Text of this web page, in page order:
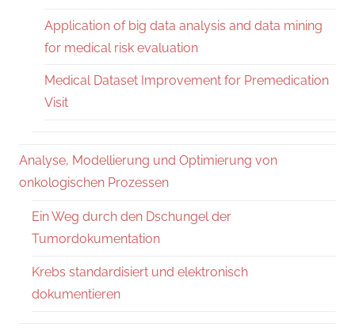
Application of big data analysis and data mining
for medical risk evaluation
Medical Dataset Improvement for Premedication
Visit
Analyse, Modellierung und Optimierung von
onkologischen Prozessen
Ein Weg durch den Dschungel der
Tumordokumentation
Krebs standardisiert und elektronisch
dokumentieren